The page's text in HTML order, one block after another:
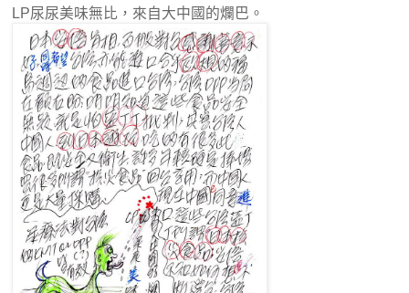
LP尿尿美味無比，來自大中國的爛巴。